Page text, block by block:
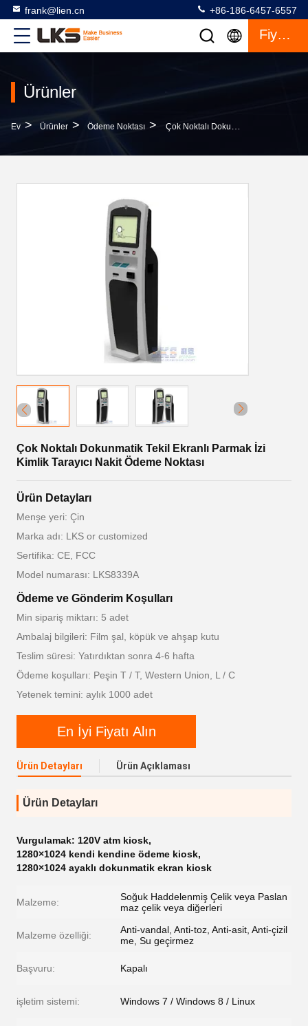
frank@lien.cn +86-186-6457-6557
Fiyat Teklifi
Ürünler
Ev > Ürünler > Ödeme Noktası > Çok Noktalı Dokunmatik Tekil Ekranlı Parmak İzi Kimlik Tarayıcı Nakit Ödeme Noktası
Çok Noktalı Dokunmatik Tekil Ekranlı Parmak İzi
Kimlik Tarayıcı Nakit Ödeme Noktası
Ürün Detayları
Menşe yeri: Çin
Marka adı: LKS or customized
Sertifika: CE, FCC
Model numarası: LKS8339A
Ödeme ve Gönderim Koşulları
Min sipariş miktarı: 5 adet
Ambalaj bilgileri: Film şal, köpük ve ahşap kutu
Teslim süresi: Yatırdıktan sonra 4-6 hafta
Ödeme koşulları: Peşin T / T, Western Union, L / C
Yetenek temini: aylık 1000 adet
En İyi Fiyatı Alın
Ürün Detayları Ürün Açıklaması
Ürün Detayları
Vurgulamak: 120V atm kiosk,
1280×1024 kendi kendine ödeme kiosk,
1280×1024 ayaklı dokunmatik ekran kiosk
Malzeme:
Soğuk Haddelenmiş Çelik veya Paslan
maz çelik veya diğerleri
Malzeme özelliği:
Anti-vandal, Anti-toz, Anti-asit, Anti-çizil
me, Su geçirmez
Başvuru: Kapalı
işletim sistemi: Windows 7 / Windows 8 / Linux